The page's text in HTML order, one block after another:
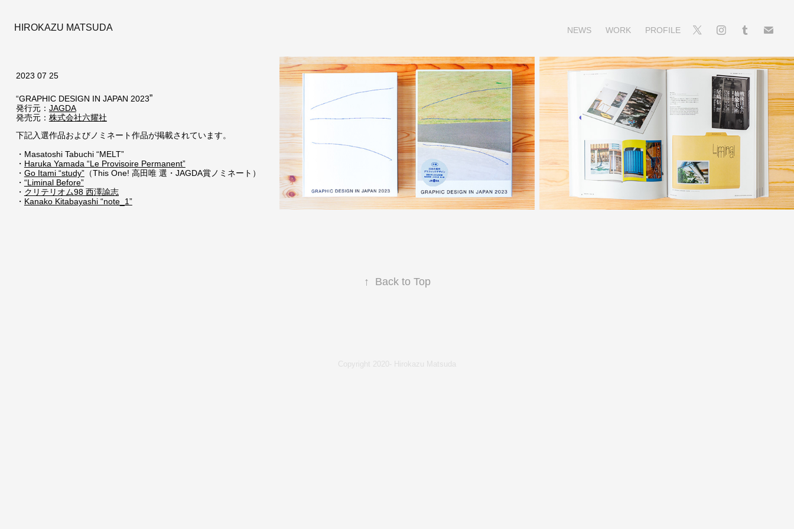
HIROKAZU MATSUDA NEWS WORK PROFILE
2023 07 25
“GRAPHIC DESIGN IN JAPAN 2023”
発行元： JAGDA
発売元： 株式会社六耀社
下記入選作品およびノミネート作品が掲載されています。
・Masatoshi Tabuchi “MELT”
・ Haruka Yamada “Le Provisoire Permanent”
・ Go Itami “study”（This One! 高田唯 選・JAGDA賞ノミネート）
・ “Liminal Before”
・ クリテリオム98 西澤諭志
・ Kanako Kitabayashi “note_1”
↑ Back to Top
Copyright 2020- Hirokazu Matsuda